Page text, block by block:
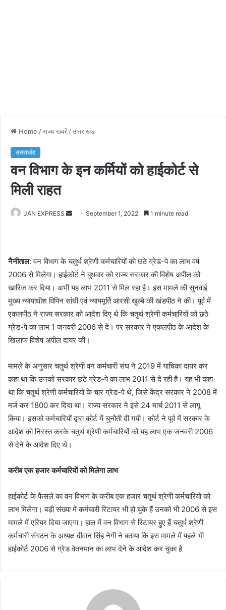
Home /राज्य खबरें /उत्तराखंड
उत्तराखंड
वन विभाग के इन कर्मियों को हाईकोर्ट से
मिली राहत
JAN EXPRESS
a
n
e
m
a
i
September 1, 2022 1 minute read
नैनीताल: वन विभाग के चतुर्थ श्रेणी कर्मचारियों को छठे ग्रेड-पे का लाभ वर्ष
2006 से मिलेगा। हाईकोर्ट ने बुधवार को राज्य सरकार की विशेष अपील को
खारिज कर दिया। अभी यह लाभ 2011 से मिल रहा है। इस मामले की सुनवाई
मुख्य न्यायाधीश विपिन सांघी एवं न्यायमूर्ति आरसी खुल्बे की खंडपीठ ने की। पूर्व में
एकलपीठ ने राज्य सरकार को आदेश दिए थे कि चतुर्थ श्रेणी कर्मचारियों को छठे
ग्रेड-पे का लाभ 1 जनवरी 2006 से दें। पर सरकार ने एकलपीठ के आदेश के
खिलाफ विशेष अपील दायर की।
मामले के अनुसार चतुर्थ श्रेणी वन कर्मचारी संघ ने 2019 में याचिका दायर कर
कहा था कि उनको सरकार छठे ग्रेड-पे का लाभ 2011 से दे रही है। यह भी कहा
था कि चतुर्थ श्रेणी कर्मचारियों के चार ग्रेड-पे थे, जिसे केंद्र सरकार ने 2008 में
मर्ज कर 1800 कर दिया था। राज्य सरकार ने इसे 24 मार्च 2011 से लागू
किया। इसको कर्मचारियों द्वारा कोर्ट में चुनौती दी गयी। कोर्ट ने पूर्व में सरकार के
आदेश को निरस्त करके चतुर्थ श्रेणी कर्मचारियों को यह लाभ एक जनवरी 2006
से देने के आदेश दिए थे।
करीब एक हजार कर्मचारियों को मिलेगा लाभ
हाईकोर्ट के फैसले का वन विभाग के करीब एक हजार चतुर्थ श्रेणी कर्मचारियों को
लाभ मिलेगा। बड़ी संख्या में कर्मचारी रिटायर भी हो चुके हैं उनको भी 2006 से इस
मामले में एरियर दिया जाएगा। हाल में वन विभाग से रिटायर हुए हैं चतुर्थ श्रेणी
कर्मचारी संगठन के अध्यक्ष दीवान सिंह नेगी ने बताया कि इस मामले में पहले भी
हाईकोर्ट 2006 से ग्रेड वेतनमान का लाभ देने के आदेश कर चुका है